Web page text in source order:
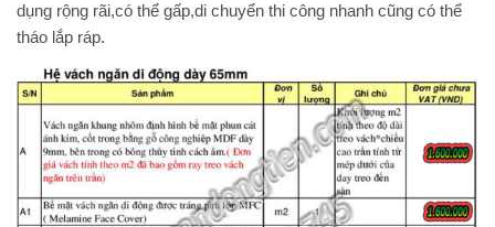
dụng rộng rãi,có thể gấp,di chuyển thi công nhanh cũng có thể
tháo lắp ráp.